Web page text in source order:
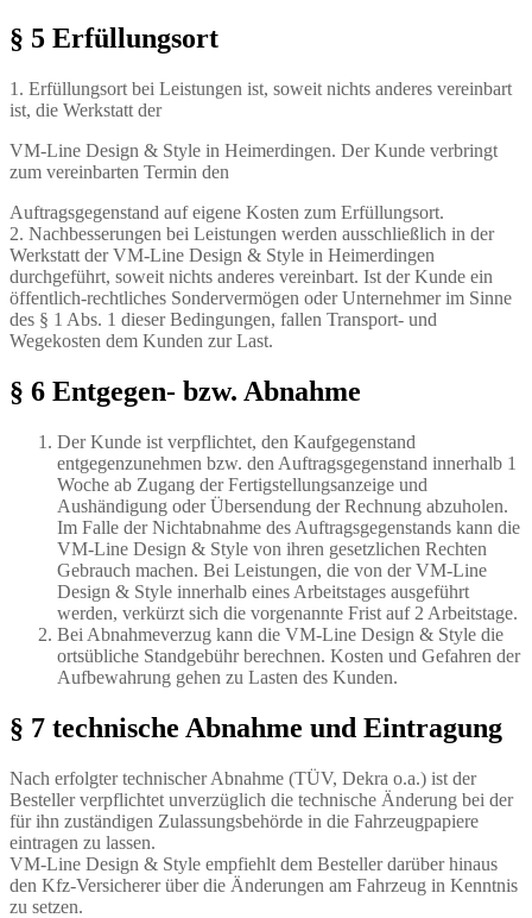
§ 5 Erfüllungsort
1. Erfüllungsort bei Leistungen ist, soweit nichts anderes vereinbart
ist, die Werkstatt der
VM-Line Design & Style in Heimerdingen. Der Kunde verbringt
zum vereinbarten Termin den
Auftragsgegenstand auf eigene Kosten zum Erfüllungsort.
2. Nachbesserungen bei Leistungen werden ausschließlich in der
Werkstatt der VM-Line Design & Style in Heimerdingen
durchgeführt, soweit nichts anderes vereinbart. Ist der Kunde ein
öffentlich-rechtliches Sondervermögen oder Unternehmer im Sinne
des § 1 Abs. 1 dieser Bedingungen, fallen Transport- und
Wegekosten dem Kunden zur Last.
§ 6 Entgegen- bzw. Abnahme
Der Kunde ist verpflichtet, den Kaufgegenstand
entgegenzunehmen bzw. den Auftragsgegenstand innerhalb 1
Woche ab Zugang der Fertigstellungsanzeige und
Aushändigung oder Übersendung der Rechnung abzuholen.
Im Falle der Nichtabnahme des Auftragsgegenstands kann die
VM-Line Design & Style von ihren gesetzlichen Rechten
Gebrauch machen. Bei Leistungen, die von der VM-Line
Design & Style innerhalb eines Arbeitstages ausgeführt
werden, verkürzt sich die vorgenannte Frist auf 2 Arbeitstage.
Bei Abnahmeverzug kann die VM-Line Design & Style die
ortsübliche Standgebühr berechnen. Kosten und Gefahren der
Aufbewahrung gehen zu Lasten des Kunden.
§ 7 technische Abnahme und Eintragung
Nach erfolgter technischer Abnahme (TÜV, Dekra o.a.) ist der
Besteller verpflichtet unverzüglich die technische Änderung bei der
für ihn zuständigen Zulassungsbehörde in die Fahrzeugpapiere
eintragen zu lassen.
VM-Line Design & Style empfiehlt dem Besteller darüber hinaus
den Kfz-Versicherer über die Änderungen am Fahrzeug in Kenntnis
zu setzen.